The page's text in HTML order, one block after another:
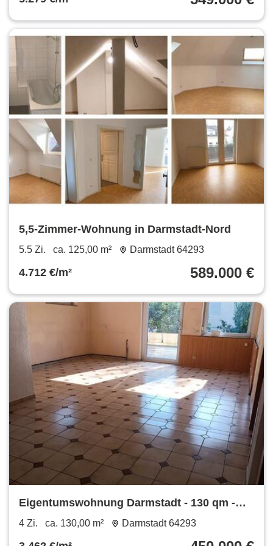
5,5-Zimmer-Wohnung in Darmstadt-Nord
5.5 Zi. ca. 125,00 m² Darmstadt 64293
4.712 €/m² 589.000 €
Eigentumswohnung Darmstadt - 130 qm -
teilbar - provisionsfrei
4 Zi. ca. 130,00 m² Darmstadt 64293